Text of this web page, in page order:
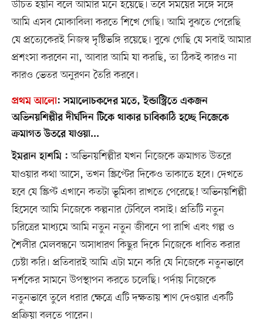
উচিত হয়নি বলে আমার মনে হয়েছে। তবে সময়ের সঙ্গে সঙ্গে
আমি এসব মোকাবিলা করতে শিখে গেছি। আমি বুঝতে পেরেছি
যে প্রত্যেকেরই নিজস্ব দৃষ্টিভঙ্গি রয়েছে। বুঝে গেছি যে সবাই আমার
প্রশংসা করবেন না, আবার আমি যা করছি, তা ঠিকই কারও না
কারও ভেতর অনুরণন তৈরি করবে।
প্রথম আলো:সমালোচকদের মতে, ইন্ডাস্ট্রিতে একজন
অভিনয়শিল্পীর দীর্ঘদিন টিকে থাকার চাবিকাঠি হচ্ছে নিজেকে
ক্রমাগত উতরে যাওয়া...
ইমরান হাশমি :অভিনয়শিল্পীর যখন নিজেকে ক্রমাগত উতরে
যাওয়ার কথা আসে, তখন স্ক্রিপ্টের দিকেও তাকাতে হবে। দেখতে
হবে যে স্ক্রিপ্ট এখানে কতটা ভূমিকা রাখতে পেরেছে! অভিনয়শিল্পী
হিসেবে আমি নিজেকে কল্পনার টেবিলে বসাই। প্রতিটি নতুন
চরিত্রের মাধ্যমে আমি নতুন নতুন জীবনে পা রাখি এবং গল্প ও
শৈলীর মেলবন্ধনে অসাধারণ কিছুর দিকে নিজেকে ধাবিত করার
চেষ্টা করি। প্রতিবারই আমি এটা মনে করি যে নিজেকে নতুনভাবে
দর্শকের সামনে উপস্থাপন করতে চলেছি। পর্দায় নিজেকে
নতুনভাবে তুলে ধরার ক্ষেত্রে এটি দক্ষতায় শাণ দেওয়ার একটি
প্রক্রিয়া বলতে পারেন।